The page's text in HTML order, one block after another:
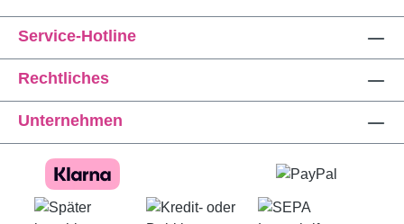
Service-Hotline
Rechtliches
Unternehmen